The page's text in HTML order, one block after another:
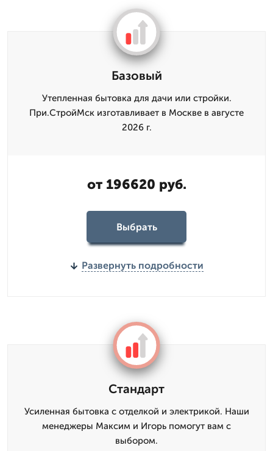
Базовый
Утепленная бытовка для дачи или стройки.
При.СтройМск изготавливает в Москве в августе
2026 г.
от 196620 руб.
Выбрать
Развернуть подробности
Стандарт
Усиленная бытовка с отделкой и электрикой. Наши
менеджеры Максим и Игорь помогут вам с
выбором.